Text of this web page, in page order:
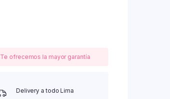
Te ofrecemos la mayor garantía
Delivery a todo Lima